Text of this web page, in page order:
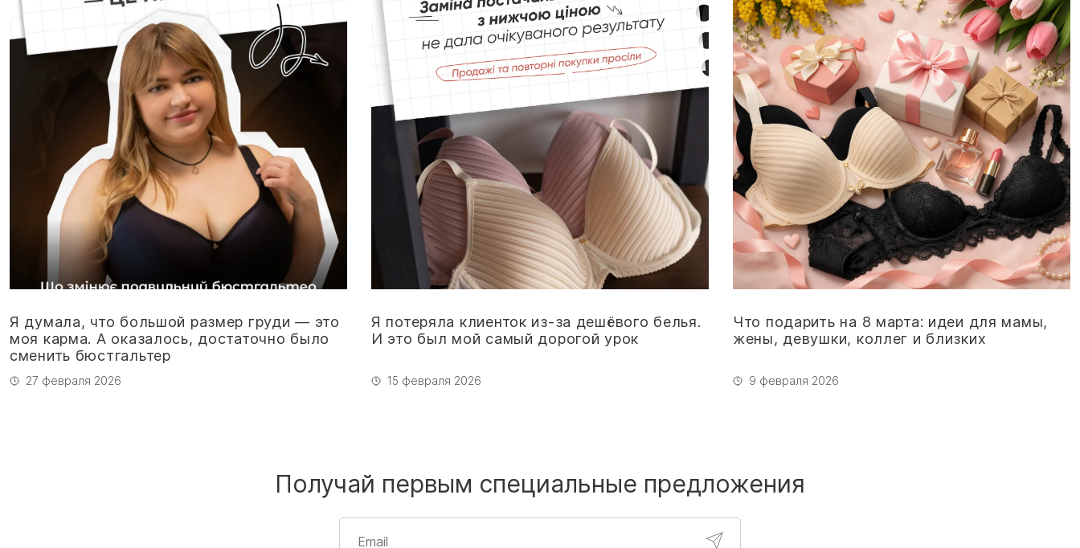
Я думала, что большой размер груди — это
моя карма. А оказалось, достаточно было
сменить бюстгальтер
27 февраля 2026
Я потеряла клиенток из-за дешёвого белья.
И это был мой самый дорогой урок
15 февраля 2026
Что подарить на 8 марта: идеи для мамы,
жены, девушки, коллег и близких
9 февраля 2026
Получай первым специальные предложения